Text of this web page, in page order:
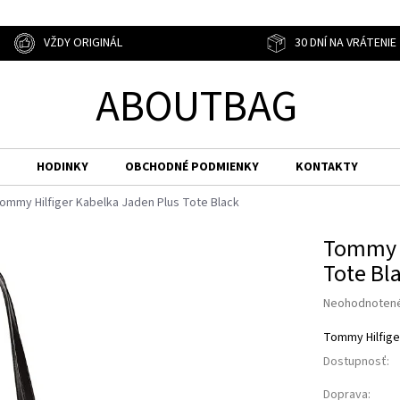
VŽDY ORIGINÁL 30 DNÍ NA VRÁTENIE
ABOUTBAG
HODINKY OBCHODNÉ PODMIENKY
KONTAKTY
Hilfiger Kabelka Jaden Plus Tote Black
Tote
Priemerné
produktu
je
0,0
z
Tommy
Dostupnosť:
Doprava: